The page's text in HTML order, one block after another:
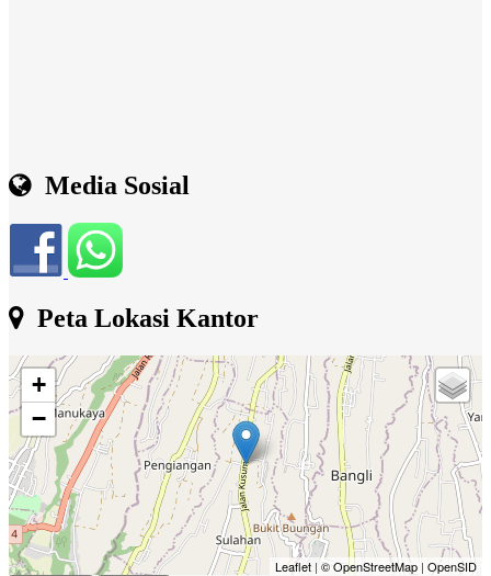
Media Sosial
Peta Lokasi Kantor
+
−
Leaflet |© OpenStreetMap | OpenSID